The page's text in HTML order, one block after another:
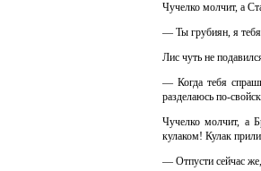
Чучелко молчит, а
— Ты грубиян, я
Лис чуть не
— Когда тебя
разделаюсь по-
Чучелко молчит, а
кулаком! Кулак
— Отпусти сейчас